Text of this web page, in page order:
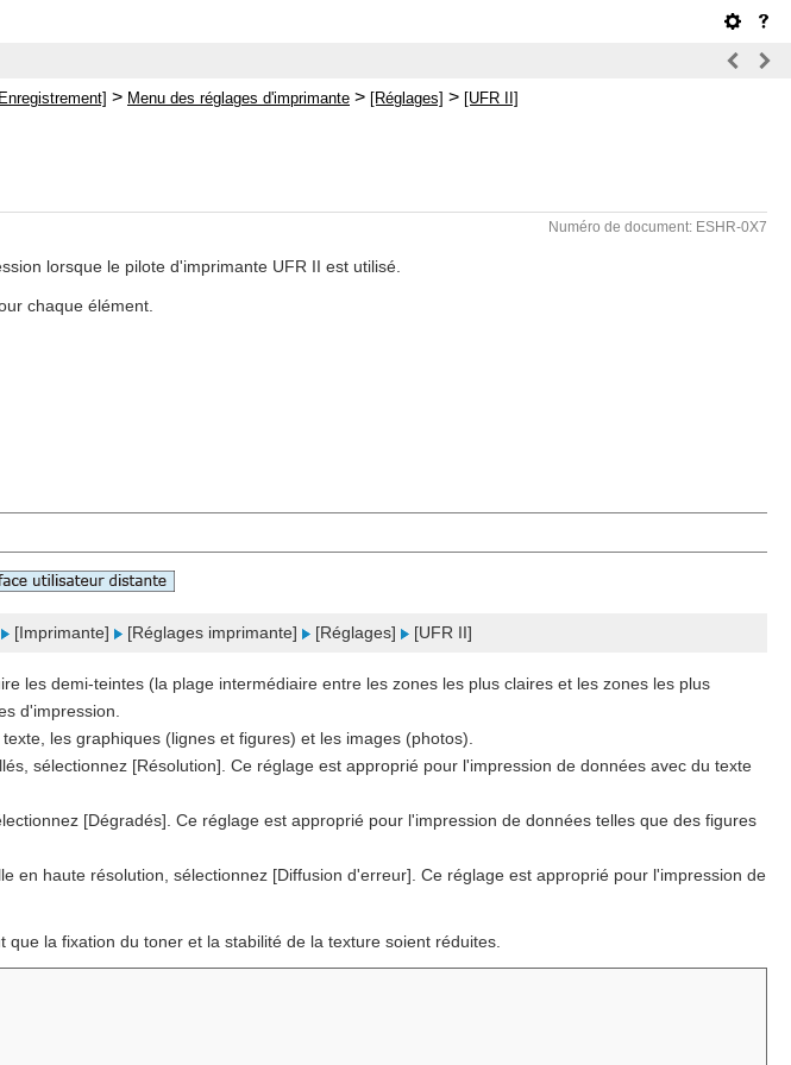
> Menu des réglages d'imprimante > [Réglages] > [UFR II]
Numéro de document: ESHR-0X7
lorsque le pilote d'imprimante UFR II est utilisé.
chaque élément.
[Imprimante] [Réglages imprimante] [Réglages] [UFR II]
les demi-teintes (la plage intermédiaire entre les zones les plus claires et les zones les plus
d'impression.
les graphiques (lignes et figures) et les images (photos).
sélectionnez [Résolution]. Ce réglage est approprié pour l'impression de données avec du texte
[Dégradés]. Ce réglage est approprié pour l'impression de données telles que des figures
en haute résolution, sélectionnez [Diffusion d'erreur]. Ce réglage est approprié pour l'impression de
la fixation du toner et la stabilité de la texture soient réduites.